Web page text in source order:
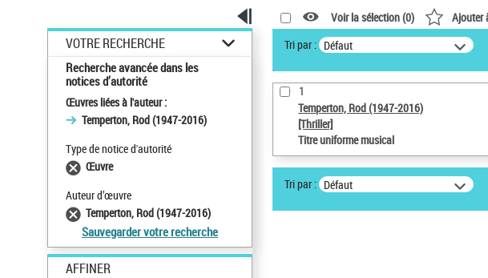
VOTRE RECHERCHE
Recherche avancée dans les
notices d’autorité
Œuvres liées à l'auteur :
Temperton, Rod (1947-2016)
Type de notice d'autorité
Œuvre
Auteur d’œuvre
Temperton, Rod (1947-2016)
Sauvegarder votre recherche
AFFINER
Voir la sélection (0) Ajouter
Tri par : Défaut
1
Temperton, Rod (1947-2016)
[Thriller]
Titre uniforme musical
Tri par : Défaut